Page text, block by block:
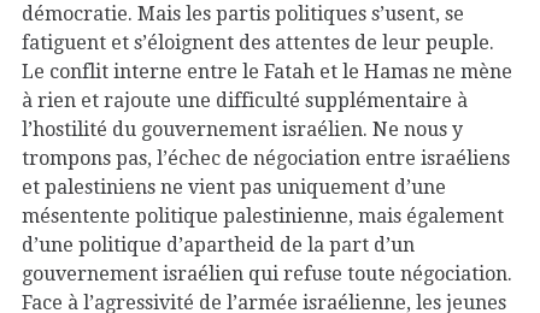
démocratie. Mais les partis politiques s’usent, se
fatiguent et s’éloignent des attentes de leur peuple.
Le conflit interne entre le Fatah et le Hamas ne mène
à rien et rajoute une difficulté supplémentaire à
l’hostilité du gouvernement israélien. Ne nous y
trompons pas, l’échec de négociation entre israéliens
et palestiniens ne vient pas uniquement d’une
mésentente politique palestinienne, mais également
d’une politique d’apartheid de la part d’un
gouvernement israélien qui refuse toute négociation.
Face à l’agressivité de l’armée israélienne, les jeunes